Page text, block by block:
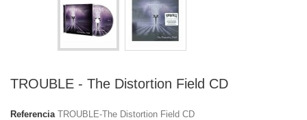
TROUBLE - The Distortion Field CD
Referencia TROUBLE-The Distortion Field CD